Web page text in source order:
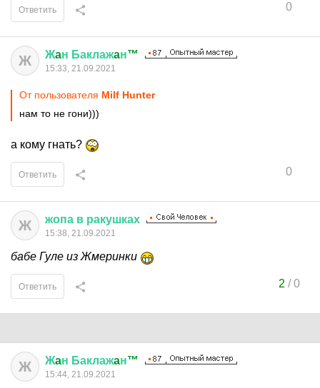
0
Ответить
Ж Жaн Баклажaн™
15:33, 21.09.2021
От пользователя Milf Hunter
нам то не гони)))
а кому гнать?
0
Ответить
Ж жопа в ракушках
15:38, 21.09.2021
бабе Гуле из Жмеринки
2 /0
Ответить
Ж Жaн Баклажaн™
15:44, 21.09.2021